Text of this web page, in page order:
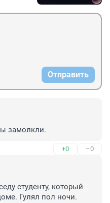
Отправить
замолкли.
+0 –0
студенту, который
Гулял пол ночи.